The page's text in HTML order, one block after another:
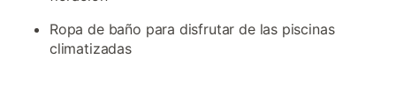
Ropa de baño para disfrutar de las piscinas
climatizadas